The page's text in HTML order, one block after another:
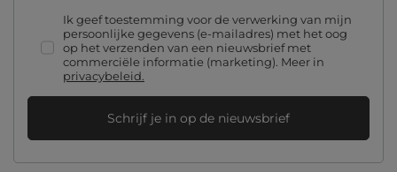
Ik geef toestemming voor de verwerking van mijn
persoonlijke gegevens (e-mailadres) met het oog
op het verzenden van een nieuwsbrief met
commerciële informatie (marketing). Meer in
privacybeleid.
Schrijf je in op de nieuwsbrief